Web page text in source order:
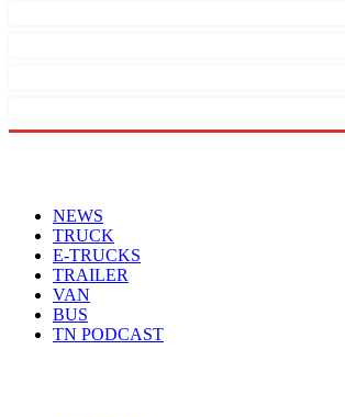
NEWS
TRUCK
E-TRUCKS
TRAILER
VAN
BUS
TN PODCAST